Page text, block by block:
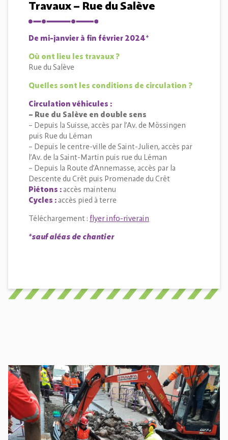
Travaux – Rue du Salève
De mi-janvier à fin février 2024*
Où ont lieu les travaux ?
Rue du Salève
Quelles sont les conditions de circulation ?
Circulation véhicules :
– Rue du Salève en double sens
– Depuis la Suisse, accès par l’Av. de Mössingen
puis Rue du Léman
– Depuis le centre-ville de Saint-Julien, accès par
l’Av. de la Saint-Martin puis rue du Léman
– Depuis la Route d’Annemasse, accès par la
Descente du Crêt puis Promenade du Crêt
Piétons : accès maintenu
Cycles : accès pied à terre
Téléchargement : flyer info-riverain
*sauf aléas de chantier